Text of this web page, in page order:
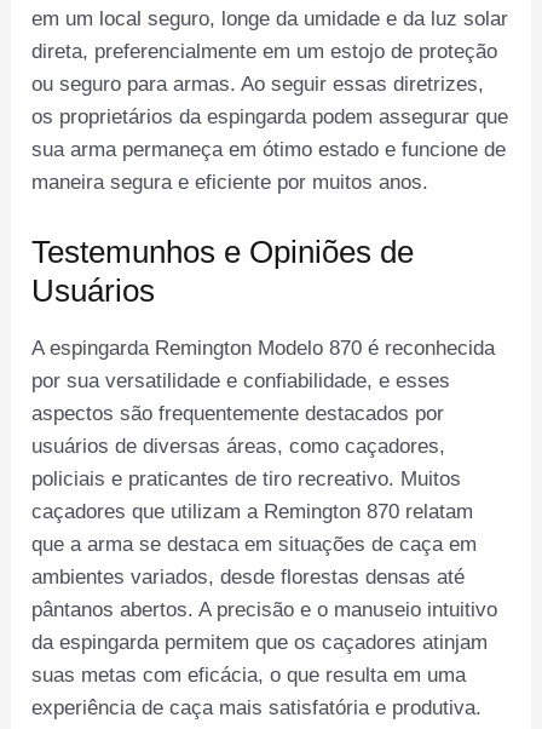
em um local seguro, longe da umidade e da luz solar
direta, preferencialmente em um estojo de proteção
ou seguro para armas. Ao seguir essas diretrizes,
os proprietários da espingarda podem assegurar que
sua arma permaneça em ótimo estado e funcione de
maneira segura e eficiente por muitos anos.
Testemunhos e Opiniões de
Usuários
A espingarda Remington Modelo 870 é reconhecida
por sua versatilidade e confiabilidade, e esses
aspectos são frequentemente destacados por
usuários de diversas áreas, como caçadores,
policiais e praticantes de tiro recreativo. Muitos
caçadores que utilizam a Remington 870 relatam
que a arma se destaca em situações de caça em
ambientes variados, desde florestas densas até
pântanos abertos. A precisão e o manuseio intuitivo
da espingarda permitem que os caçadores atinjam
suas metas com eficácia, o que resulta em uma
experiência de caça mais satisfatória e produtiva.